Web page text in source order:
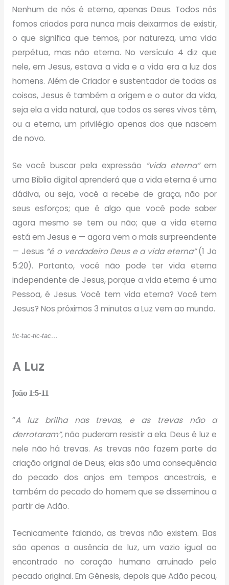
Nenhum de nós é eterno, apenas Deus. Todos nós
fomos criados para nunca mais deixarmos de existir,
o que significa que temos, por natureza, uma vida
perpétua, mas não eterna. No versículo 4 diz que
nele, em Jesus, estava a vida e a vida era a luz dos
homens. Além de Criador e sustentador de todas as
coisas, Jesus é também a origem e o autor da vida,
seja ela a vida natural, que todos os seres vivos têm,
ou a eterna, um privilégio apenas dos que nascem
de novo.
Se você buscar pela expressão “vida eterna”em
uma Bíblia digital aprenderá que a vida eterna é uma
dádiva, ou seja, você a recebe de graça, não por
seus esforços; que é algo que você pode saber
agora mesmo se tem ou não; que a vida eterna
está em Jesus e — agora vem o mais surpreendente
— Jesus “é o verdadeiro Deus e a vida eterna”(1 Jo
5:20). Portanto, você não pode ter vida eterna
independente de Jesus, porque a vida eterna é uma
Pessoa, é Jesus. Você tem vida eterna? Você tem
Jesus? Nos próximos 3 minutos a Luz vem ao mundo.
tic-tac-tic-tac…
A Luz
João 1:5-11
“A luz brilha nas trevas, e as trevas não a
derrotaram”, não puderam resistir a ela. Deus é luz e
nele não há trevas. As trevas não fazem parte da
criação original de Deus; elas são uma consequência
do pecado dos anjos em tempos ancestrais, e
também do pecado do homem que se disseminou a
partir de Adão.
Tecnicamente falando, as trevas não existem. Elas
são apenas a ausência de luz, um vazio igual ao
encontrado no coração humano arruinado pelo
pecado original. Em Gênesis, depois que Adão pecou,